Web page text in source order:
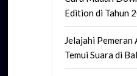
Edition di Tahun
Jelajahi
Temui Suara di